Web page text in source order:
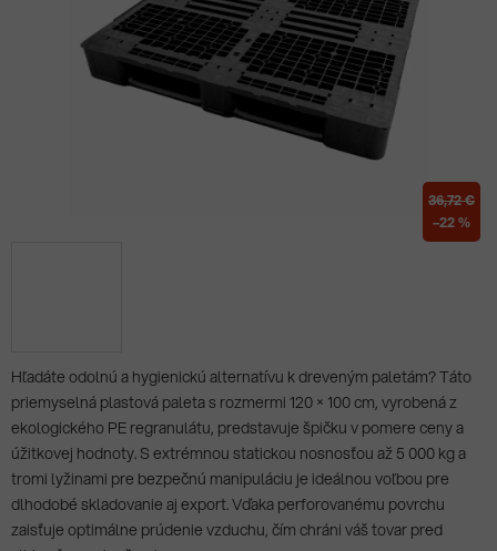
Hľadáte odolnú a hygienickú alternatívu k dreveným paletám? Táto
priemyselná plastová paleta s rozmermi 120 × 100 cm, vyrobená z
ekologického PE regranulátu, predstavuje špičku v pomere ceny a
úžitkovej hodnoty. S extrémnou statickou nosnosťou až 5 000 kg a
tromi lyžinami pre bezpečnú manipuláciu je ideálnou voľbou pre
dlhodobé skladovanie aj export. Vďaka perforovanému povrchu
zaisťuje optimálne prúdenie vzduchu, čím chráni váš tovar pred
36,72 €
–22 %